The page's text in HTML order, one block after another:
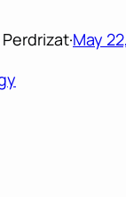
·May